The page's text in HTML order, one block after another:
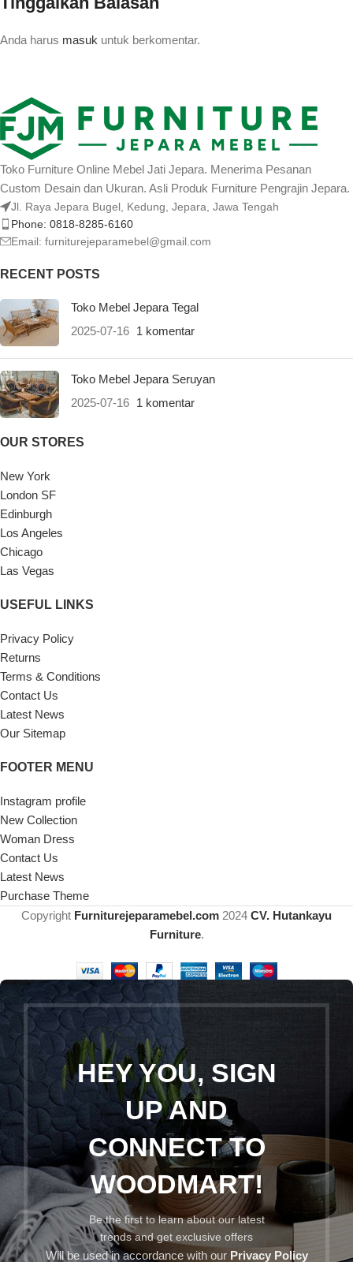
Anda harus masuk untuk berkomentar.
Toko Furniture Online Mebel Jati Jepara. Menerima Pesanan
Custom Desain dan Ukuran. Asli Produk Furniture Pengrajin Jepara.
Jl. Raya Jepara Bugel, Kedung, Jepara, Jawa Tengah
Phone: 0818-8285-6160
Email: furniturejeparamebel@gmail.com
RECENT POSTS
Toko Mebel Jepara Tegal
2025-07-16 1 komentar
Toko Mebel Jepara Seruyan
2025-07-16 1 komentar
OUR STORES
New York
London SF
Edinburgh
Los Angeles
Chicago
Las Vegas
USEFUL LINKS
Privacy Policy
Returns
Terms & Conditions
Contact Us
Latest News
Our Sitemap
FOOTER MENU
Instagram profile
New Collection
Woman Dress
Contact Us
Latest News
Purchase Theme
Copyright Furniturejeparamebel.com 2024 CV. Hutankayu
Furniture.
HEY YOU, SIGN
UP AND
CONNECT TO
WOODMART!
Be the first to learn about our latest
trends and get exclusive offers
Will be used in accordance with our Privacy Policy